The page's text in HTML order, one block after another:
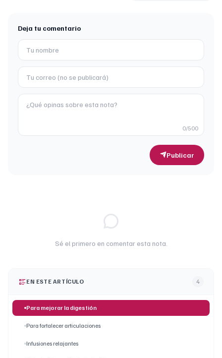
Deja tu comentario
0/500
Publicar
Sé el primero en comentar esta nota.
EN ESTE ARTÍCULO 4
Para mejorar la digestión
Para fortalecer articulaciones
Infusiones relajantes